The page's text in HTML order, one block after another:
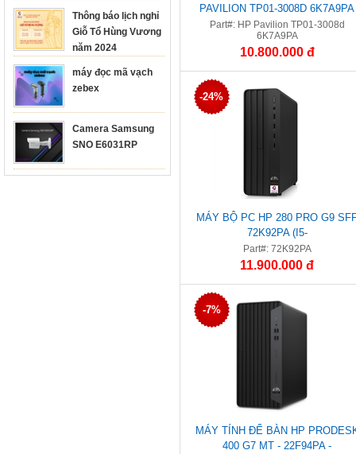
Thông báo lịch nghỉ
Giỗ Tổ Hùng Vương
năm 2024
máy đọc mã vạch
zebex
Camera Samsung
SNO E6031RP
PAVILION TP01-3008D 6K7A9PA
(CORE™ I5-12400 | 8GB | 256GB
INTEL® UHD | WIN 11)
Part#: HP Pavilion TP01-3008d
6K7A9PA
10.800.000 đ
-24%
MÁY BỘ PC HP 280 PRO G9
72K92PA (I5-
12500(6*3.0)/8GD4/256GSSD/WL/
ĐEN)
Part#: 72K92PA
11.900.000 đ
-7%
MÁY TÍNH ĐỂ BÀN HP
400 G7 MT - 22F94PA -